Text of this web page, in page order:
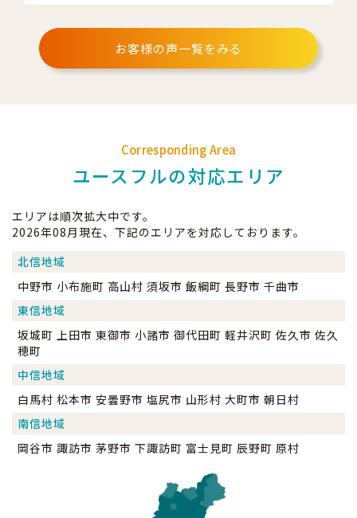
お客様の声一覧をみる
Corresponding Area
ユースフルの対応エリア
エリアは順次拡大中です。
2026年08月現在、下記のエリアを対応しております。
北信地域
中野市 小布施町 高山村 須坂市 飯綱町 長野市 千曲市
東信地域
坂城町 上田市 東御市 小諸市 御代田町 軽井沢町 佐久市 佐久
穂町
中信地域
白馬村 松本市 安曇野市 塩尻市 山形村 大町市 朝日村
南信地域
岡谷市 諏訪市 茅野市 下諏訪町 富士見町 辰野町 原村